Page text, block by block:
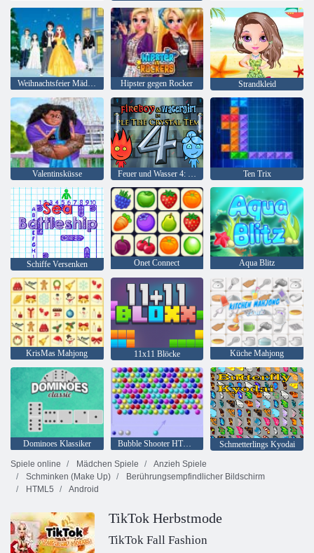
Weihnachtsfeier Mädchen Hipster gegen Rocker Strandkleid
Valentinsküsse Feuer und Wasser 4: Kristalltempel Ten Trix
Schiffe Versenken Onet Connect Aqua Blitz
KrisMas Mahjong 11x11 Blöcke Küche Mahjong
Dominoes Klassiker Bubble Shooter HTML5
Schmetterlings Kyodai
Spiele online
Mädchen Spiele
Anzieh Spiele
Schminken (Make Up)
Berührungsempfindlicher Bildschirm
HTML5
Android
TikTok Herbstmode
TikTok Fall Fashion